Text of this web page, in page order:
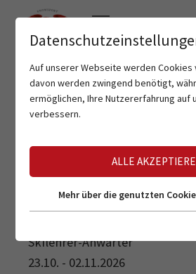
SKILEHRER-ANWÄRTER
Skilehrer-Anwärter
23.10. - 02.11.2026
Auf unserer Webseite werden Cookies
davon werden zwingend benötigt,
ermöglichen, Ihre Nutzererfahrung auf
verbessern.
ALLE
Mehr über die genutzten